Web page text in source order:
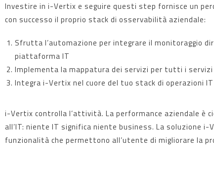
Investire in i-Vertix e seguire questi step fornisce un
con successo il proprio stack di osservabilità aziendale:
Sfrutta l’automazione per integrare il monitoraggio
piattaforma IT
Implementa la mappatura dei servizi per tutti i
Integra i-Vertix nel cuore del tuo stack di operazioni IT
i-Vertix controlla l’attività. La performance aziendale è
all’IT: niente IT significa niente business. La soluzione
funzionalità che permettono all’utente di migliorare la